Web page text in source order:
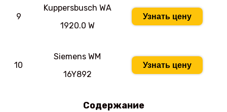
9
Kuppersbusch WA
1920.0 W
Узнать цену
10
Siemens WM
16Y892
Узнать цену
Содержание